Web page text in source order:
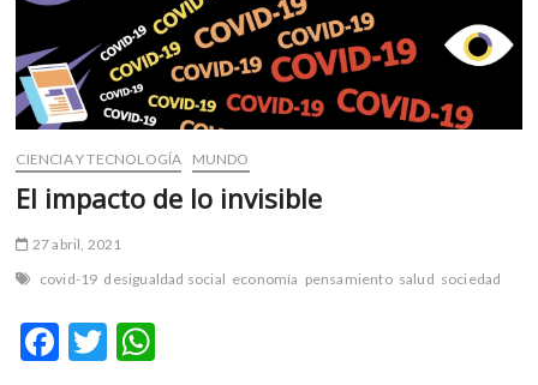
CIENCIA Y TECNOLOGÍA MUNDO
El impacto de lo invisible
27 abril, 2021
covid-19 desigualdad social economía pensamiento salud sociedad
F
T